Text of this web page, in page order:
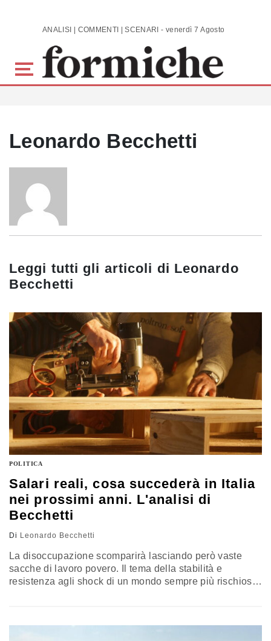
Skip to main content ANALISI | COMMENTI | SCENARI - venerdì 7 Agosto 2026
Leonardo Becchetti
Leggi tutti gli articoli di Leonardo
Becchetti
POLITICA
Salari reali, cosa succederà in Italia
nei prossimi anni. L'analisi di
Becchetti
Di Leonardo Becchetti
La disoccupazione scomparirà lasciando però vaste
sacche di lavoro povero. Il tema della stabilità e
resistenza agli shock di un mondo sempre più rischioso